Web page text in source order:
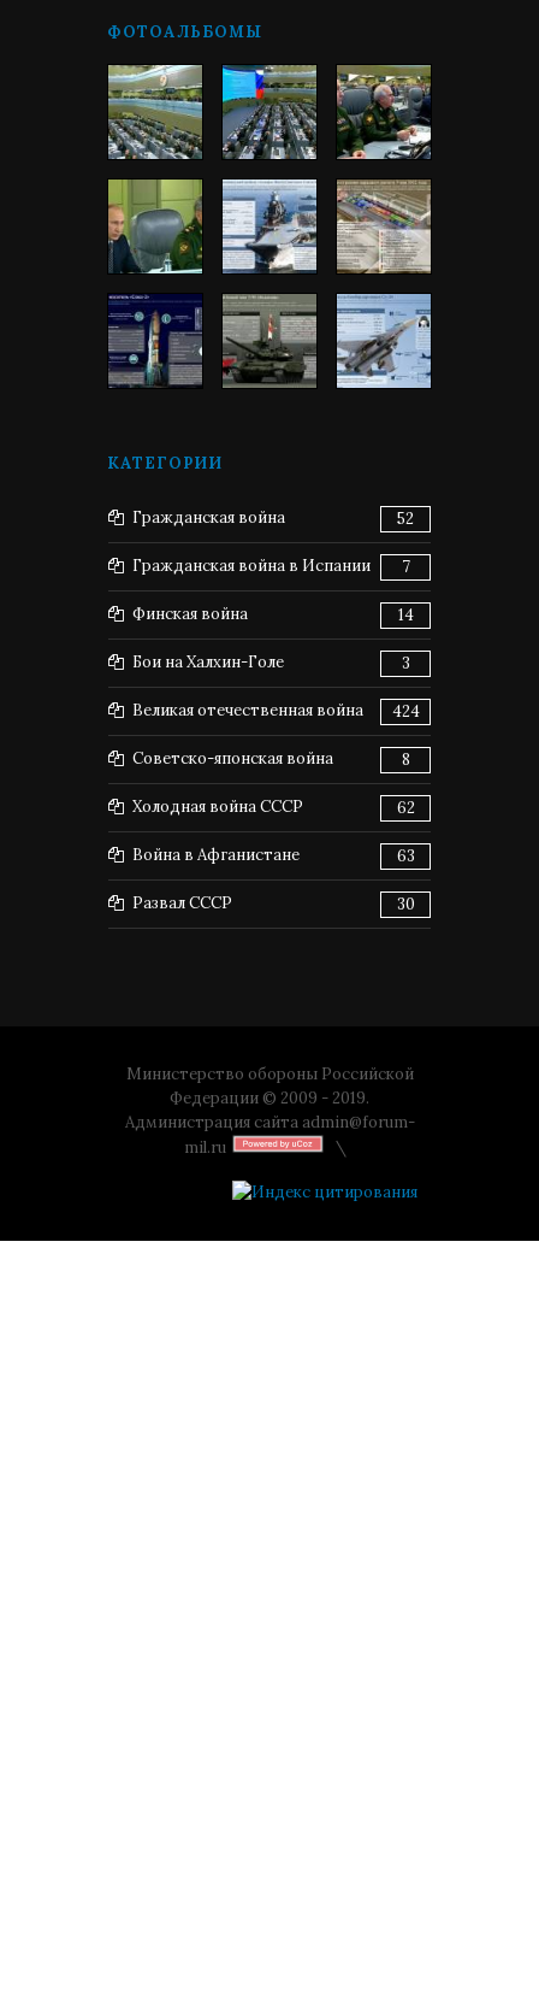
ФОТОАЛЬБОМЫ
КАТЕГОРИИ
Гражданская война 52
Гражданская война в Испании 7
Финская война 14
Бои на Халхин-Голе 3
Великая отечественная война 424
Советско-японская война 8
Холодная война СССР 62
Война в Афганистане 63
Развал СССР 30
Министерство обороны Российской
Федерации © 2009 - 2019.
Администрация сайта admin@forum-
mil.ru